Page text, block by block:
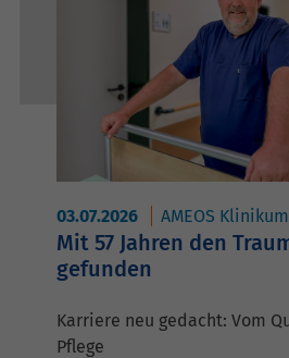
03.07.2026 AMEOS
Mit 57 Jahren den
gefunden
Karriere neu gedacht: Vom
Pflege